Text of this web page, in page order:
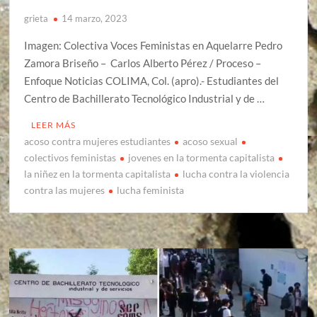
grieta 14 marzo, 2023
Imagen: Colectiva Voces Feministas en Aquelarre Pedro
Zamora Briseño – Carlos Alberto Pérez / Proceso –
Enfoque Noticias COLIMA, Col. (apro).- Estudiantes del
Centro de Bachillerato Tecnológico Industrial y de …
LEER MÁS
acoso contra mujeres estudiantes
acoso sexual
colectivos feministas
jovenes en la tormenta capitalista
la niñez en la tormenta capitalista
lucha contra la violencia
contra las mujeres
lucha feminista